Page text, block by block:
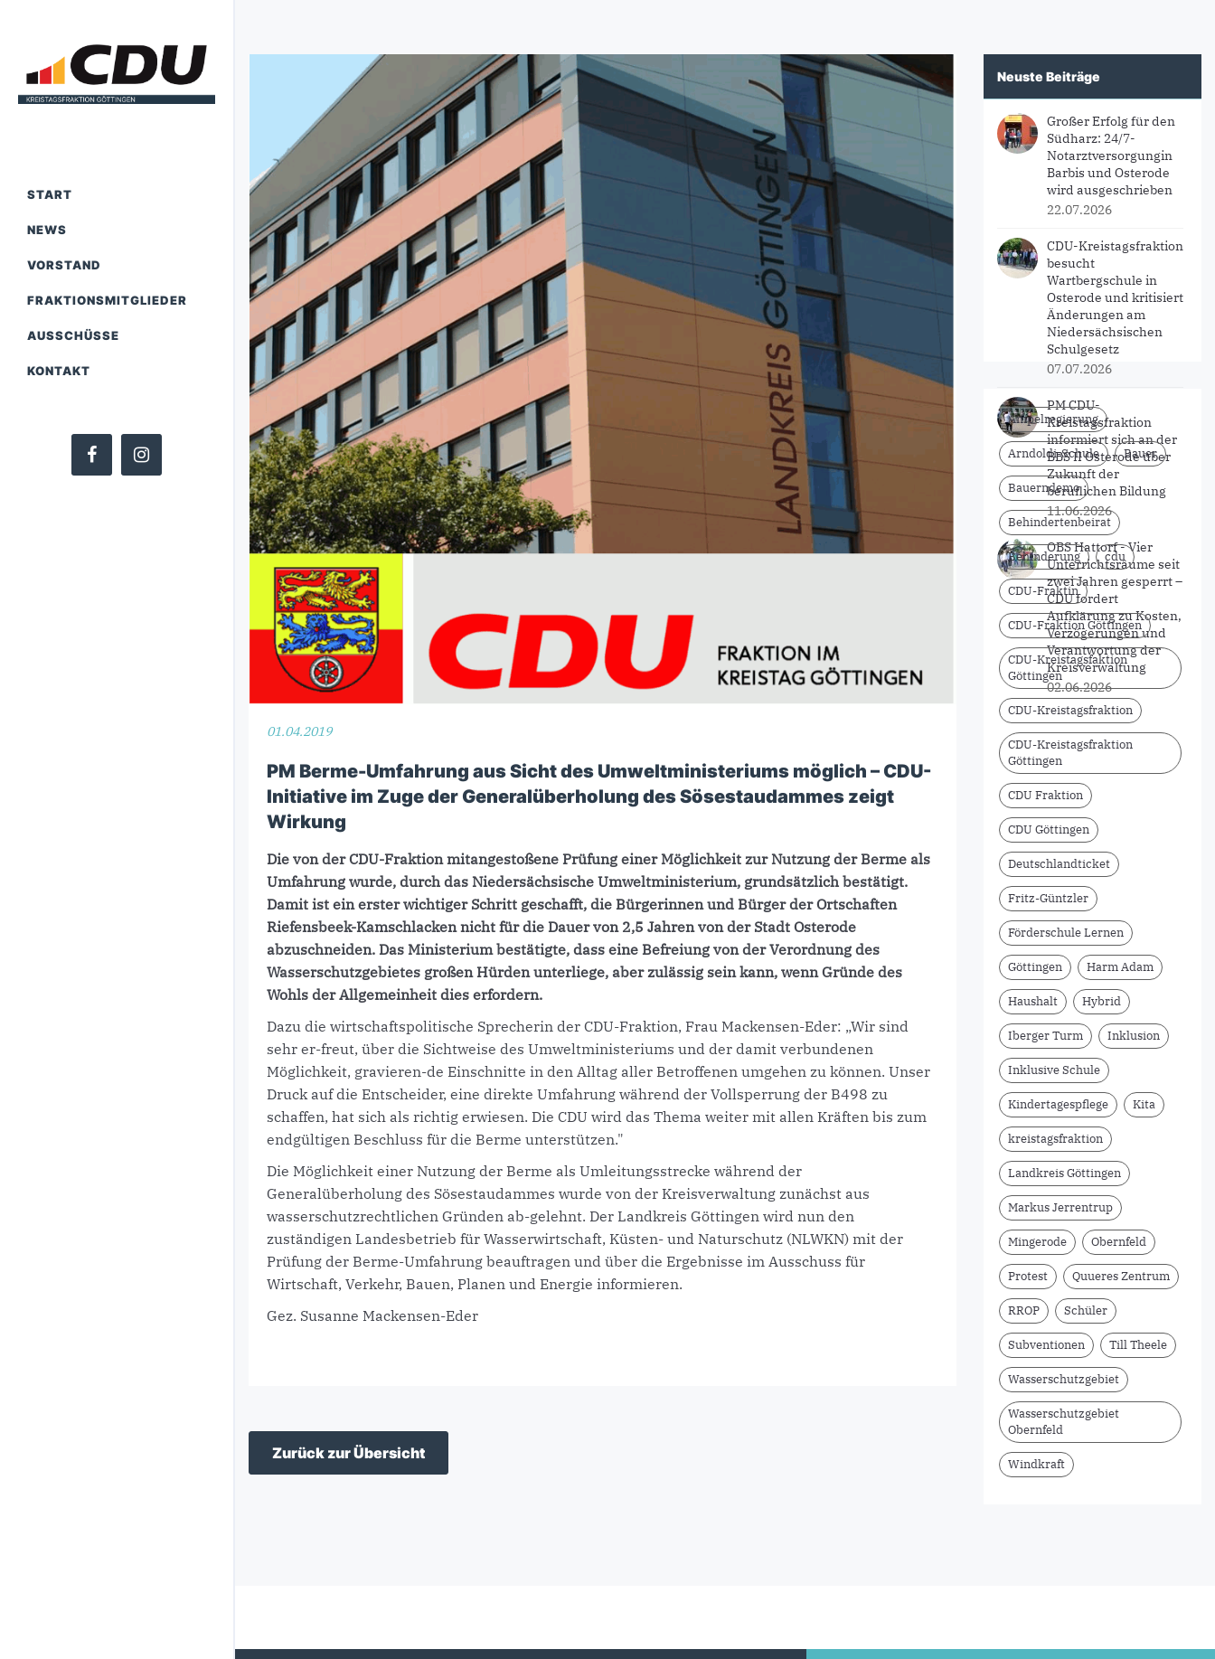
START
NEWS
VORSTAND
FRAKTIONSMITGLIEDER
AUSSCHÜSSE
KONTAKT
01.04.2019
PM Berme-Umfahrung aus Sicht des Umweltministeriums möglich – CDU-
Initiative im Zuge der Generalüberholung des Sösestaudammes zeigt
Wirkung
Die von der CDU-Fraktion mitangestoßene Prüfung einer Möglichkeit zur Nutzung der Berme als
Umfahrung wurde, durch das Niedersächsische Umweltministerium, grundsätzlich bestätigt.
Damit ist ein erster wichtiger Schritt geschafft, die Bürgerinnen und Bürger der Ortschaften
Riefensbeek-Kamschlacken nicht für die Dauer von 2,5 Jahren von der Stadt Osterode
abzuschneiden. Das Ministerium bestätigte, dass eine Befreiung von der Verordnung des
Wasserschutzgebietes großen Hürden unterliege, aber zulässig sein kann, wenn Gründe des
Wohls der Allgemeinheit dies erfordern.
Dazu die wirtschaftspolitische Sprecherin der CDU-Fraktion, Frau Mackensen-Eder: „Wir sind
sehr er-freut, über die Sichtweise des Umweltministeriums und der damit verbundenen
Möglichkeit, gravieren-de Einschnitte in den Alltag aller Betroffenen umgehen zu können. Unser
Druck auf die Entscheider, eine direkte Umfahrung während der Vollsperrung der B498 zu
schaffen, hat sich als richtig erwiesen. Die CDU wird das Thema weiter mit allen Kräften bis zum
endgültigen Beschluss für die Berme unterstützen."
Die Möglichkeit einer Nutzung der Berme als Umleitungsstrecke während der
Generalüberholung des Sösestaudammes wurde von der Kreisverwaltung zunächst aus
wasserschutzrechtlichen Gründen ab-gelehnt. Der Landkreis Göttingen wird nun den
zuständigen Landesbetrieb für Wasserwirtschaft, Küsten- und Naturschutz (NLWKN) mit der
Prüfung der Berme-Umfahrung beauftragen und über die Ergebnisse im Ausschuss für
Wirtschaft, Verkehr, Bauen, Planen und Energie informieren.
Gez. Susanne Mackensen-Eder
Zurück zur Übersicht
Neuste Beiträge
Großer Erfolg für den
Südharz: 24/7-
Notarztversorgungin
Barbis und Osterode
wird ausgeschrieben
22.07.2026
CDU-Kreistagsfraktion
besucht
Wartbergschule in
Osterode und kritisiert
Änderungen am
Niedersächsischen
Schulgesetz
07.07.2026
PM CDU-
Kreistagsfraktion
informiert sich an der
BBS II Osterode über
Zukunft der
beruflichen Bildung
11.06.2026
OBS Hattorf - Vier
Unterrichtsräume seit
zwei Jahren gesperrt –
CDU fordert
Aufklärung zu Kosten,
Verzögerungen und
Verantwortung der
Kreisverwaltung
02.06.2026
Ampelregierung
Arndoldi-Schule Bauer
Bauerndemo
Behindertenbeirat
Behinderung cdu
CDU-Fraktin
CDU-Fraktion Göttingen
CDU-Kreistagsfaktion
Göttingen
CDU-Kreistagsfraktion
CDU-Kreistagsfraktion
Göttingen
CDU Fraktion
CDU Göttingen
Deutschlandticket
Fritz-Güntzler
Förderschule Lernen
Göttingen Harm Adam
Haushalt Hybrid
Iberger Turm Inklusion
Inklusive Schule
Kindertagespflege Kita
kreistagsfraktion
Landkreis Göttingen
Markus Jerrentrup
Mingerode Obernfeld
Protest Quueres Zentrum
RROP Schüler
Subventionen Till Theele
Wasserschutzgebiet
Wasserschutzgebiet
Obernfeld
Windkraft